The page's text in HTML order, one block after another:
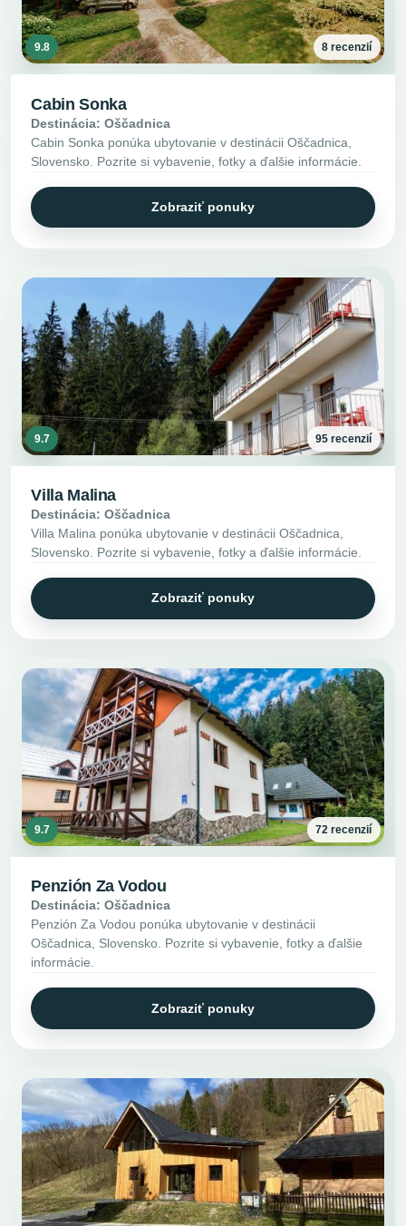
9.8 8 recenzií
Cabin Sonka
Destinácia: Oščadnica
Cabin Sonka ponúka ubytovanie v destinácii Oščadnica,
Slovensko. Pozrite si vybavenie, fotky a ďalšie informácie.
Zobraziť ponuky
9.7 95 recenzií
Villa Malina
Destinácia: Oščadnica
Villa Malina ponúka ubytovanie v destinácii Oščadnica,
Slovensko. Pozrite si vybavenie, fotky a ďalšie informácie.
Zobraziť ponuky
9.7 72 recenzií
Penzión Za Vodou
Destinácia: Oščadnica
Penzión Za Vodou ponúka ubytovanie v destinácii
Oščadnica, Slovensko. Pozrite si vybavenie, fotky a ďalšie
informácie.
Zobraziť ponuky